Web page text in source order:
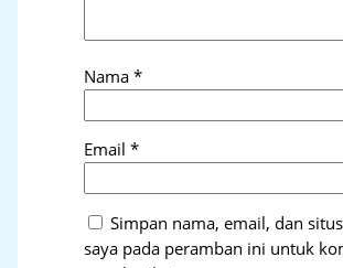
Nama*
Email*
Simpan nama, email, dan
saya pada peramban ini untuk